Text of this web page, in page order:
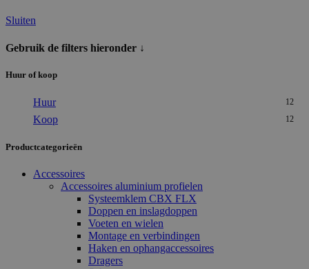
Sluiten
Gebruik de filters hieronder ↓
Huur of koop
Huur 12
Koop 12
Productcategorieën
Accessoires
Accessoires aluminium profielen
Systeemklem CBX FLX
Doppen en inslagdoppen
Voeten en wielen
Montage en verbindingen
Haken en ophangaccessoires
Dragers